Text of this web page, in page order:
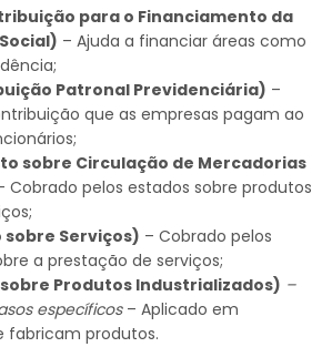
para o Financiamento da
– Ajuda a financiar áreas como
Patronal Previdenciária) –
que as empresas pagam ao
sobre Circulação de Mercadorias
Cobrado pelos estados sobre produtos
sobre Serviços) – Cobrado pelos
a prestação de serviços;
Produtos Industrializados) –
específicos– Aplicado em
fabricam produtos.